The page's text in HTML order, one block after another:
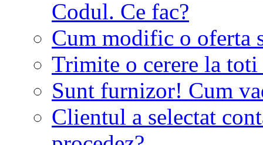
Codul. Ce fac?
Cum modific o oferta
Trimite o cerere la
Sunt furnizor! Cum
Clientul a selectat